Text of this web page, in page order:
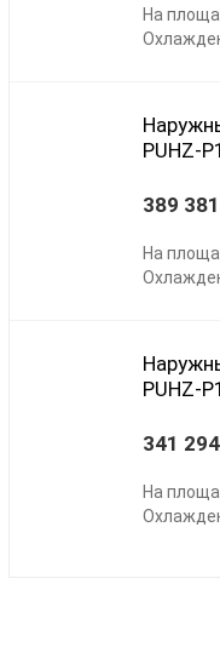
На
PUHZ-
389 381
На
PUHZ-
341 294
На